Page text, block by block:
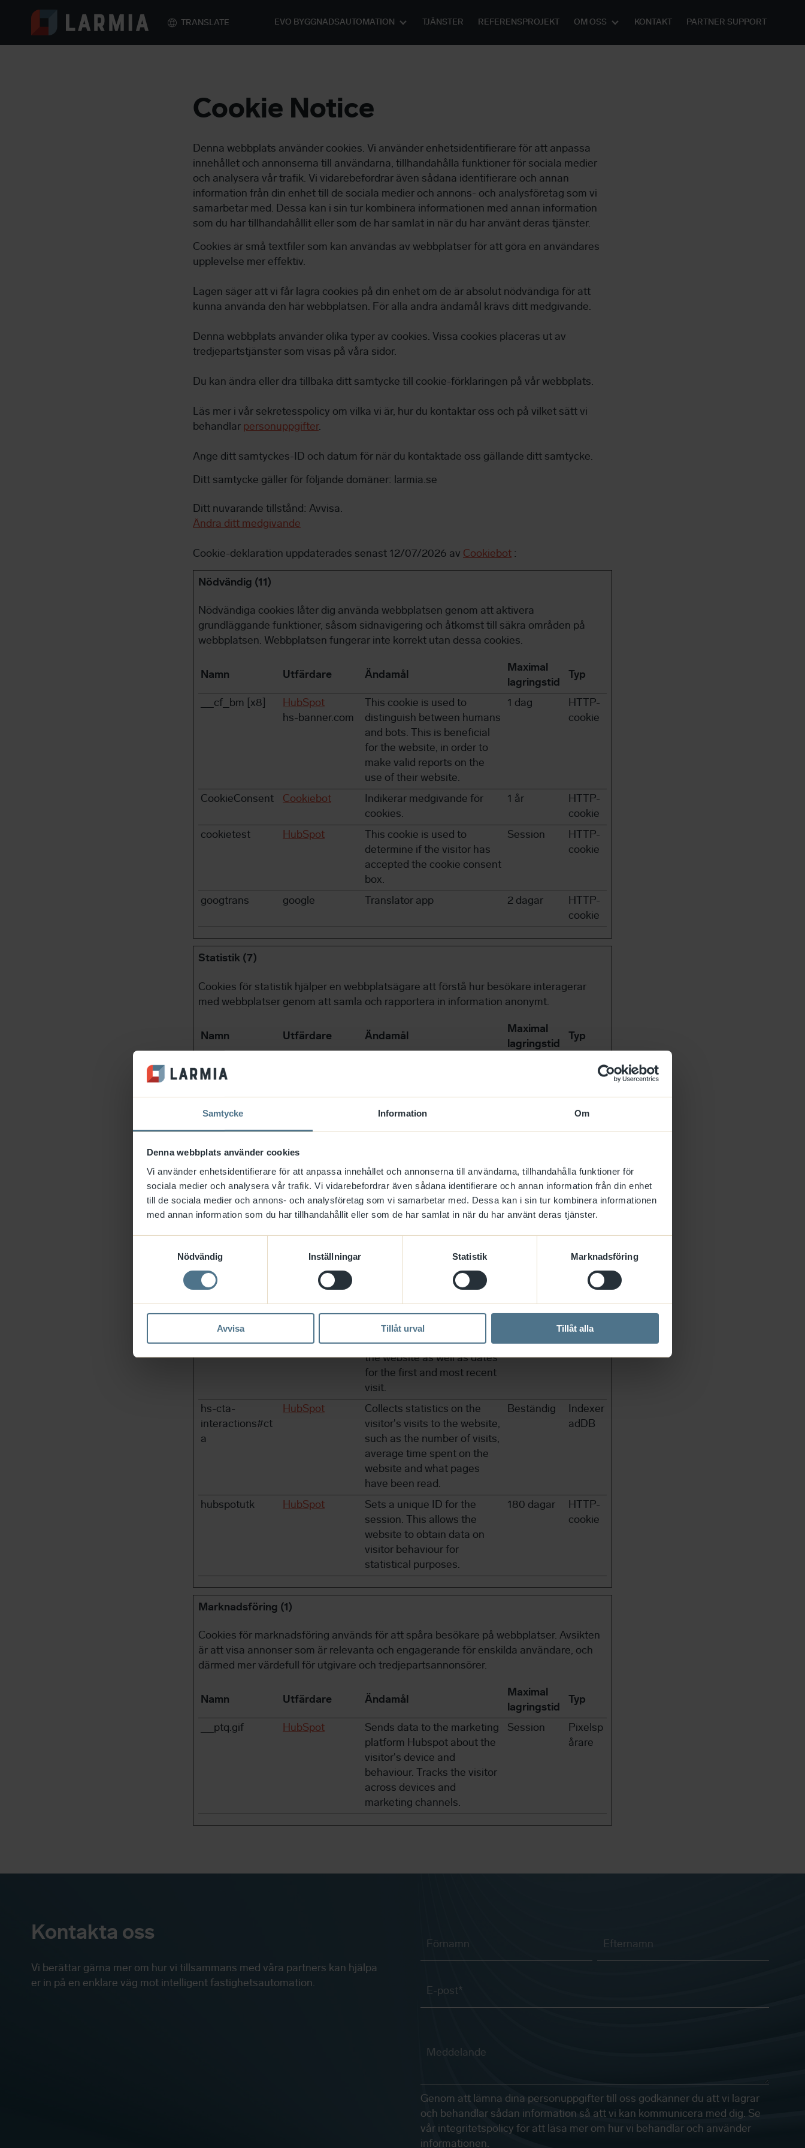
Samtycke Information Om
Denna webbplats använder cookies
Vi använder enhetsidentifierare för att anpassa innehållet och annonserna till användarna, tillhandahålla funktioner för
sociala medier och analysera vår trafik. Vi vidarebefordrar även sådana identifierare och annan information från din enhet
till de sociala medier och annons- och analysföretag som vi samarbetar med. Dessa kan i sin tur kombinera informationen
med annan information som du har tillhandahållit eller som de har samlat in när du har använt deras tjänster.
Nödvändig
Inställningar Statistik Marknadsföring
Avvisa Tillåt urval Tillåt alla
TRANSLATE EVO BYGGNADSAUTOMATION TJÄNSTER REFERENSPROJEKT OM OSS KONTAKT PARTNER SUPPORT
Cookie Notice
Denna webbplats använder cookies. Vi använder enhetsidentifierare för att anpassa
innehållet och annonserna till användarna, tillhandahålla funktioner för sociala medier
och analysera vår trafik. Vi vidarebefordrar även sådana identifierare och annan
information från din enhet till de sociala medier och annons- och analysföretag som vi
samarbetar med. Dessa kan i sin tur kombinera informationen med annan information
som du har tillhandahållit eller som de har samlat in när du har använt deras tjänster.
Cookies är små textfiler som kan användas av webbplatser för att göra en användares
upplevelse mer effektiv.
Lagen säger att vi får lagra cookies på din enhet om de är absolut nödvändiga för att
kunna använda den här webbplatsen. För alla andra ändamål krävs ditt medgivande.
Denna webbplats använder olika typer av cookies. Vissa cookies placeras ut av
tredjepartstjänster som visas på våra sidor.
Du kan ändra eller dra tillbaka ditt samtycke till cookie-förklaringen på vår webbplats.
Läs mer i vår sekretesspolicy om vilka vi är, hur du kontaktar oss och på vilket sätt vi
behandlar personuppgifter.
Ange ditt samtyckes-ID och datum för när du kontaktade oss gällande ditt samtycke.
Ditt samtycke gäller för följande domäner: larmia.se
Ditt nuvarande tillstånd: Avvisa.
Ändra ditt medgivande
Cookie-deklaration uppdaterades senast 12/07/2026 av Cookiebot :
Nödvändig (11)
Nödvändiga cookies låter dig använda webbplatsen genom att aktivera
grundläggande funktioner, såsom sidnavigering och åtkomst till säkra områden på
webbplatsen. Webbplatsen fungerar inte korrekt utan dessa cookies.
Namn Utfärdare Ändamål
Maximal
lagringstid
Typ
__cf_bm [x8]
HubSpot
hs-banner.com
This cookie is used to
distinguish between humans
and bots. This is beneficial
for the website, in order to
make valid reports on the
use of their website.
1 dag
HTTP-
cookie
CookieConsent Cookiebot
Indikerar medgivande för
cookies.
1 år
HTTP-
cookie
cookietest
HubSpot
This cookie is used to
determine if the visitor has
accepted the cookie consent
box.
Session
HTTP-
cookie
googtrans google Translator app 2 dagar
HTTP-
cookie
Statistik (7)
Cookies för statistik hjälper en webbplatsägare att förstå hur besökare interagerar
med webbplatser genom att samla och rapportera in information anonymt.
Namn Utfärdare Ändamål
Maximal
lagringstid
Typ
__hssc
visitor's browser.
HTTP-
__hssrc
Used to recognise the
visitor's browser upon
HTTP-
cookie
__hstc HubSpot
Sets a unique ID for the
session. This allows the
website to obtain data on
visitor behaviour for
180 dagar
HTTP-
cookie
används för att förstå hur
besökaren navigerar runt på
cookie
_ga_# Google
Used by Google Analytics to
collect data on the number
of times a user has visited
the website as well as dates
for the first and most recent
visit.
2 år
HTTP-
cookie
hs-cta-
interactions#ct
a
HubSpot
Collects statistics on the
visitor's visits to the website,
such as the number of visits,
average time spent on the
website and what pages
have been read.
Beständig
Indexer
adDB
hubspotutk HubSpot
Sets a unique ID for the
session. This allows the
website to obtain data on
visitor behaviour for
statistical purposes.
180 dagar
HTTP-
cookie
Marknadsföring (1)
Cookies för marknadsföring används för att spåra besökare på webbplatser. Avsikten
är att visa annonser som är relevanta och engagerande för enskilda användare, och
därmed mer värdefull för utgivare och tredjepartsannonsörer.
Namn Utfärdare Ändamål
Maximal
lagringstid
Typ
__ptq.gif HubSpot
Sends data to the marketing
platform Hubspot about the
visitor's device and
behaviour. Tracks the visitor
across devices and
marketing channels.
Session
Pixelsp
årare
Kontakta oss
Vi berättar gärna mer om hur vi tillsammans med våra partners kan hjälpa
er in på en enklare väg mot intelligent fastighetsautomation.
Genom att lämna dina personuppgifter till oss godkänner du att vi lagrar
och behandlar sådan information så att vi kan kommunicera med dig. Se
vår integritetspolicy för att läsa mer om hur vi behandlar och använder
informationen.